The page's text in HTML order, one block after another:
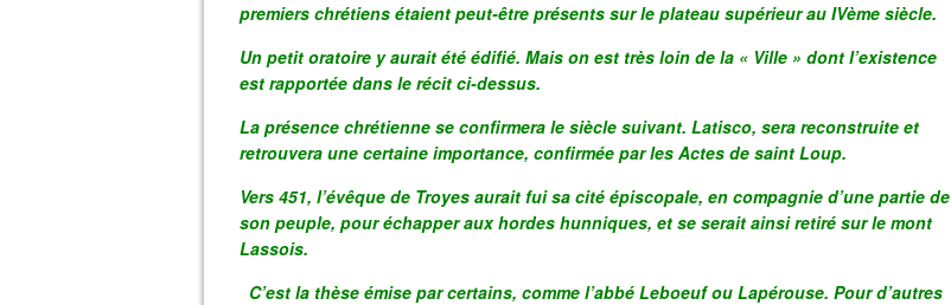
premiers chrétiens étaient peut-être présents sur le plateau supérieur au IVème siècle.
Un petit oratoire y aurait été édifié. Mais on est très loin de la « Ville » dont l’existence
est rapportée dans le récit ci-dessus.
La présence chrétienne se confirmera le siècle suivant. Latisco, sera reconstruite et
retrouvera une certaine importance, confirmée par les Actes de saint Loup.
Vers 451, l’évêque de Troyes aurait fui sa cité épiscopale, en compagnie d’une partie de
son peuple, pour échapper aux hordes hunniques, et se serait ainsi retiré sur le mont
Lassois.
C’est la thèse émise par certains, comme l’abbé Leboeuf ou Lapérouse. Pour d’autres